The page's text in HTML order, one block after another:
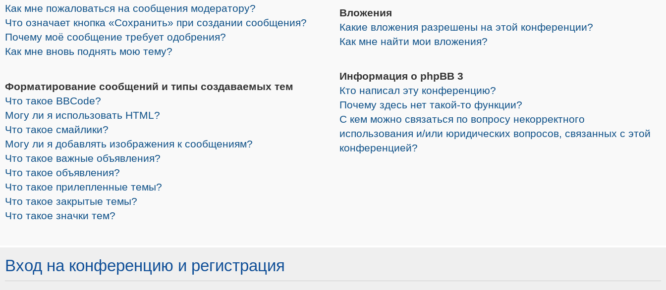
Как мне пожаловаться на сообщения модератору?
Что означает кнопка «Сохранить» при создании сообщения?
Почему моё сообщение требует одобрения?
Как мне вновь поднять мою тему?
Форматирование сообщений и типы создаваемых тем
Что такое BBCode?
Могу ли я использовать HTML?
Что такое смайлики?
Могу ли я добавлять изображения к сообщениям?
Что такое важные объявления?
Что такое объявления?
Что такое прилепленные темы?
Что такое закрытые темы?
Что такое значки тем?
Вложения
Какие вложения разрешены на этой конференции?
Как мне найти мои вложения?
Информация о phpBB 3
Кто написал эту конференцию?
Почему здесь нет такой-то функции?
С кем можно связаться по вопросу некорректного
использования и/или юридических вопросов, связанных с этой
конференцией?
Вход на конференцию и регистрация